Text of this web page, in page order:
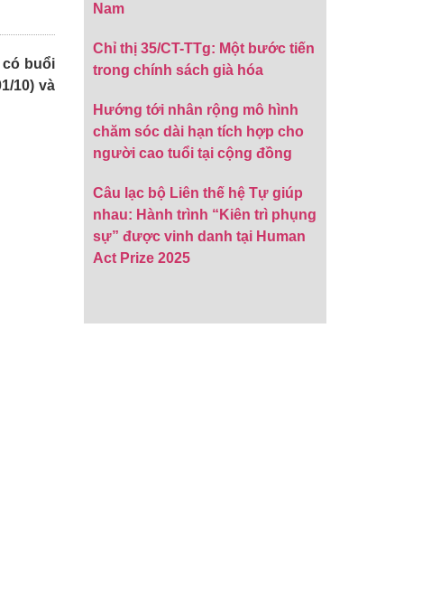
có buổi
10) và
Nam
Chỉ thị 35/CT-TTg: Một bước tiến
trong chính sách già hóa
Hướng tới nhân rộng mô hình
chăm sóc dài hạn tích hợp cho
người cao tuổi tại cộng đồng
Câu lạc bộ Liên thế hệ Tự giúp
nhau: Hành trình “Kiên trì phụng
sự” được vinh danh tại Human
Act Prize 2025